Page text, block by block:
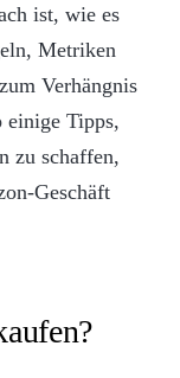
ist, wie es
Metriken
Verhängnis
einige Tipps,
zu schaffen,
Geschäft